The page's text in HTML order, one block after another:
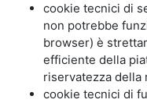
cookie tecnici di
non potrebbe
browser) è
efficiente della
riservatezza
cookie tecnici di